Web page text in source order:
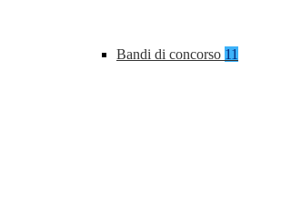
Bandi di concorso 11